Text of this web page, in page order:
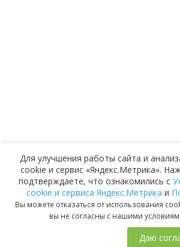
Для улучшения работы сайта и
cookie и сервис «Яндекс.Метрика».
подтверждаете, что ознакомились с
cookie и сервиса Яндекс.Метрика и
Вы можете отказаться от использования
вы не согласны с нашими
Даю